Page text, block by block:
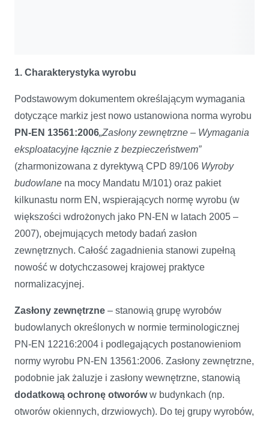
1. Charakterystyka wyrobu
Podstawowym dokumentem określającym wymagania
dotyczące markiz jest nowo ustanowiona norma wyrobu
PN-EN 13561:2006„Zasłony zewnętrzne – Wymagania
eksploatacyjne łącznie z bezpieczeństwem”
(zharmonizowana z dyrektywą CPD 89/106 Wyroby
budowlane na mocy Mandatu M/101) oraz pakiet
kilkunastu norm EN, wspierających normę wyrobu (w
większości wdrożonych jako PN-EN w latach 2005 –
2007), obejmujących metody badań zasłon
zewnętrznych. Całość zagadnienia stanowi zupełną
nowość w dotychczasowej krajowej praktyce
normalizacyjnej.
Zasłony zewnętrzne – stanowią grupę wyrobów
budowlanych określonych w normie terminologicznej
PN-EN 12216:2004 i podlegających postanowieniom
normy wyrobu PN-EN 13561:2006. Zasłony zewnętrzne,
podobnie jak żaluzje i zasłony wewnętrzne, stanowią
dodatkową ochronę otworóww budynkach (np.
otworów okiennych, drzwiowych). Do tej grupy wyrobów,